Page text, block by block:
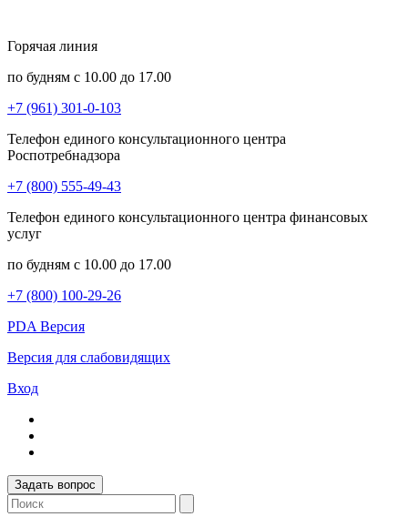
Горячая линия
по будням с 10.00 до 17.00
+7 (961) 301-0-103
Телефон единого консультационного центра
Роспотребнадзора
+7 (800) 555-49-43
Телефон единого консультационного центра финансовых
услуг
по будням с 10.00 до 17.00
+7 (800) 100-29-26
PDA Версия
Версия для слабовидящих
Вход
Задать вопрос